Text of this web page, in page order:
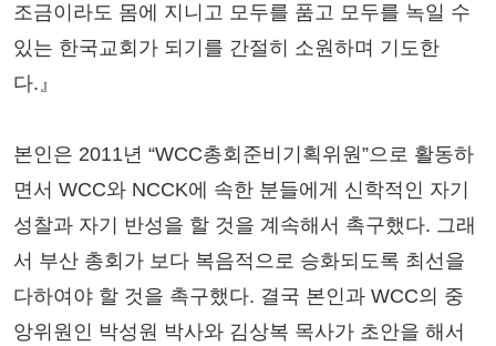
조금이라도 몸에 지니고 모두를 품고 모두를 녹일 수
있는 한국교회가 되기를 간절히 소원하며 기도한
다.』
본인은 2011년 “WCC총회준비기획위원”으로 활동하
면서 WCC와 NCCK에 속한 분들에게 신학적인 자기
성찰과 자기 반성을 할 것을 계속해서 촉구했다. 그래
서 부산 총회가 보다 복음적으로 승화되도록 최선을
다하여야 할 것을 촉구했다. 결국 본인과 WCC의 중
앙위원인 박성원 박사와 김상복 목사가 초안을 해서